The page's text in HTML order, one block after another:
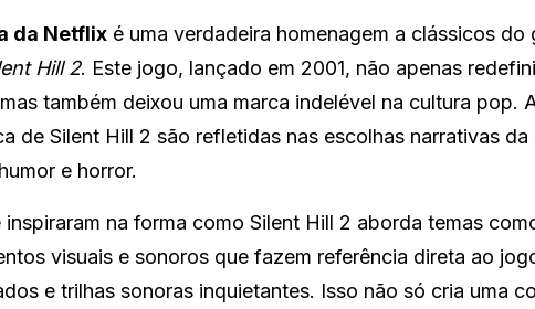
da Netflix é uma verdadeira homenagem a clássicos do
Hill 2. Este jogo, lançado em 2001, não apenas
também deixou uma marca indelével na cultura pop.
de Silent Hill 2 são refletidas nas escolhas narrativas da
e horror.
na forma como Silent Hill 2 aborda temas
visuais e sonoros que fazem referência direta ao
e trilhas sonoras inquietantes. Isso não só cria uma